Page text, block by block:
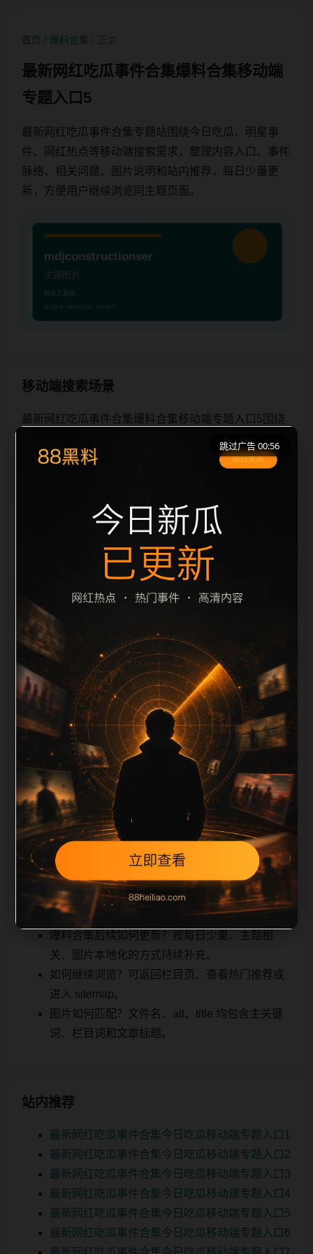
首页 爆料合集
最新网红吃瓜事件合集爆料合集移动端
专题入口5
最新网红吃瓜事件合集专题站围绕今日吃瓜、明星事
件、网红热点等移动端搜索需求，整理内容入口、事件
脉络、相关问题、图片说明和站内推荐，每日少量更
新，方便用户继续浏览同主题页面。
移动端搜索场景
最新网红吃瓜事件合集爆料合集移动端专题入口5围绕
端浏览习惯整理标题、描述、图片和站内推荐。用户进
续浏览。本页强调内容归集和主题一致性，避免无关关
键词堆砌，也避免多个站点同步发布完全相同的标题。
图片说明、文件名、alt 和 title 均围绕主关键词、栏目
词和文章标题生成，便于搜索引擎理解页面主题。后续
采集时将继续执行远程图片本地化、坏图默认图兜底、
标题重复过滤和 descr
栏目内容归集
iption 长度检查。栏目内容按每日少量新增的方式持续
扩展，每篇保留相关问题、站内推荐和清晰的层级路
径，减少用户反复返回搜索页。第35篇作为本栏目的初
始建设内容，主要用于补齐栏目深度、稳定内链结构，
并为后续专题聚合提供可点击入口。如果后续发现页面
缺图、标题过短、描述为空或正文不足，将进入每日
SEO 检查清单自动修正。
相关问题
爆料合集后续如何更新？按每日少量、主题相
关、图片本地化的方式持续补充。
如何继续浏览？可返回栏目页、查看热门推荐或
进入 sitemap。
图片如何匹配？文件名、alt、title 均包含主关键
词、栏目词和文章标题。
站内推荐
最新网红吃瓜事件合集今日吃瓜移动端专题入口1
最新网红吃瓜事件合集今日吃瓜移动端专题入口2
最新网红吃瓜事件合集今日吃瓜移动端专题入口3
最新网红吃瓜事件合集今日吃瓜移动端专题入口4
最新网红吃瓜事件合集今日吃瓜移动端专题入口5
最新网红吃瓜事件合集今日吃瓜移动端专题入口6
跳过广告 00:56